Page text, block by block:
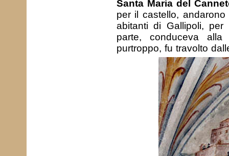
Santa Maria del
per il castello,
abitanti di Gallipoli,
parte, conduceva
purtroppo, fu travolto